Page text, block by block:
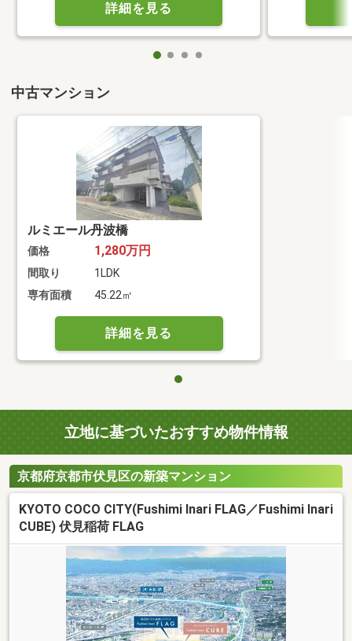
詳細を見る
中古マンション
ルミエール丹波橋
価格 1,280万円
間取り
1LDK
専有面積
45.22㎡
詳細を見る
立地に基づいたおすすめ物件情報
京都府京都市伏見区の新築マンション
KYOTO COCO CITY(Fushimi Inari FLAG／Fushimi Inari
CUBE) 伏見稲荷 FLAG